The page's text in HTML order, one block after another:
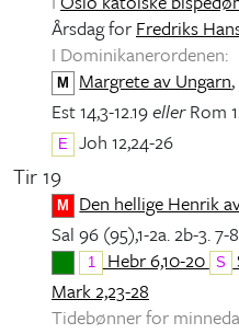
Årsdag forFredriks
I Dominikanerordenen:
M Margrete av Ungarn
Est 14,3-12.19ellerRom
E Joh 12,24-26
Tir 19
M Den hellige Henrik
Sal 96 (95),1-2a. 2b-3. 7-
1 Hebr 6,10-20 S
Mark 2,23-28
Tidebønner for